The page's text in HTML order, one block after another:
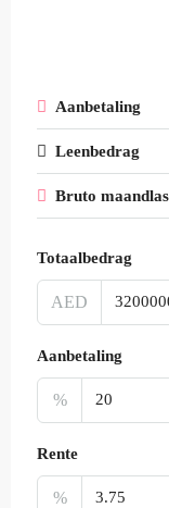
Aanbetaling
Leenbedrag
Bruto
Totaalbedrag
AED
Aanbetaling
%
Rente
%